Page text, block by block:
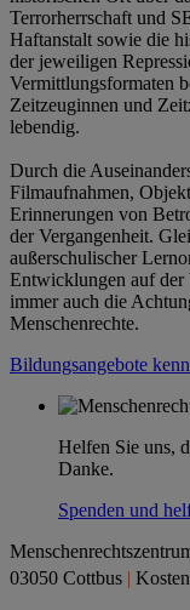
Terrorherrschaft und
Haftanstalt sowie die
der jeweiligen
Vermittlungsformaten
Zeitzeuginnen und
lebendig.
Durch die
Filmaufnahmen,
Erinnerungen von
der Vergangenheit.
außerschulischer
Entwicklungen auf der
immer auch die
Menschenrechte.
Bildungsangebote
Helfen Sie uns,
Danke.
Spenden und
03050 Cottbus |